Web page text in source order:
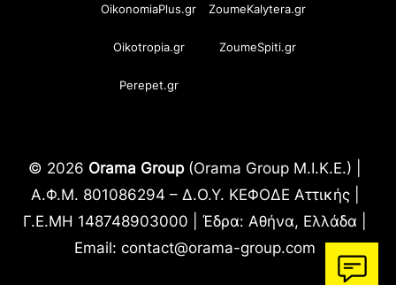
OikonomiaPlus.gr ZoumeKalytera.gr
Oikotropia.gr ZoumeSpiti.gr
Perepet.gr
© 2026 Orama Group(Orama Group Μ.Ι.Κ.Ε.) |
Α.Φ.Μ. 801086294 – Δ.Ο.Υ. ΚΕΦΟΔΕ Αττικής |
Γ.Ε.ΜΗ 148748903000 | Έδρα: Αθήνα, Ελλάδα |
Email: contact@orama-group.com